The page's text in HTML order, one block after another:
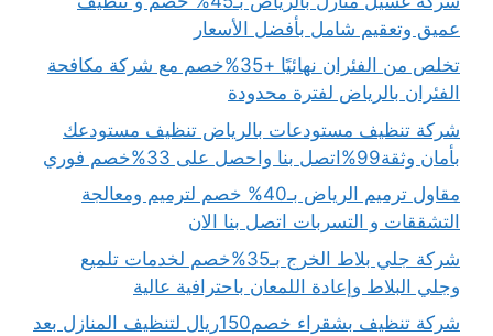
عميق وتعقيم شامل بأفضل الأسعار
تخلص من الفئران نهائيًا +35%خصم مع شركة مكافحة
الفئران بالرياض لفترة محدودة
شركة تنظيف مستودعات بالرياض تنظيف مستودعك
بأمان وثقة99%اتصل بنا واحصل على 33%خصم فوري
مقاول ترميم الرياض بـ40% خصم لترميم ومعالجة
التشققات و التسربات اتصل بنا الان
شركة جلي بلاط الخرج بـ35%خصم لخدمات تلميع
وجلي البلاط وإعادة اللمعان باحترافية عالية
شركة تنظيف بشقراء خصم150ريال لتنظيف المنازل بعد